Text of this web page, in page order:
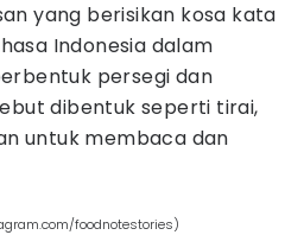
yang berisikan kosa kata
Indonesia dalam
persegi dan
dibentuk seperti tirai,
untuk membaca dan
foodnotestories)